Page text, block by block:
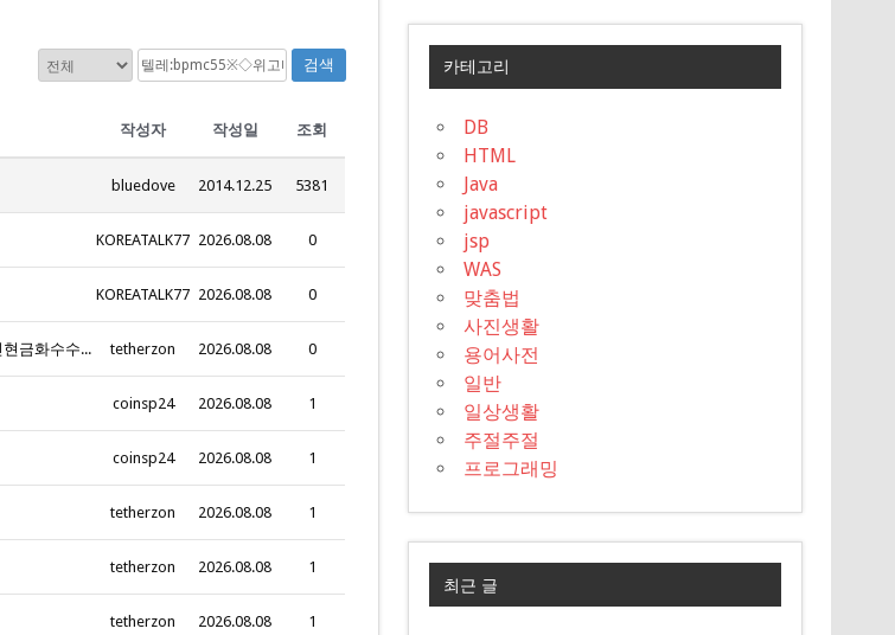
검색
작성자 작성일 조회
bluedove 2014.12.25 5381
KOREATALK77 2026.08.08 0
KOREATALK77 2026.08.08 0
N491_텔레그램@tetherzon 코인손대손 테더손대손 비트코인손대손 코인현금화수수료 코인현금화수수료 신용카드테더구입 블랙테더코인전송 블랙테더코인구입 tetherzon 2026.08.08 0
coinsp24 2026.08.08 1
coinsp24 2026.08.08 1
tetherzon 2026.08.08 1
tetherzon 2026.08.08 1
tetherzon 2026.08.08 1
카테고리
DB
HTML
Java
javascript
jsp
WAS
맞춤법
사진생활
용어사전
일반
일상생활
주절주절
프로그래밍
최근 글